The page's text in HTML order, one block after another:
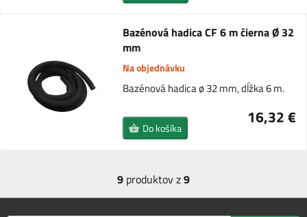
Bazénová hadica CF 6 m čierna Ø 32
mm
Na objednávku
Bazénová hadica ø 32 mm, dĺžka 6 m.
16,32 €
Do košíka
9 produktov z9